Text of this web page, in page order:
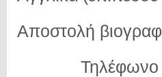
Αποστολή
Τηλέφωνο